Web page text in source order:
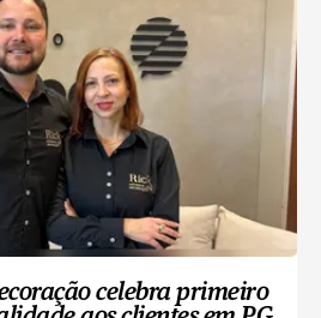
celebra primeiro